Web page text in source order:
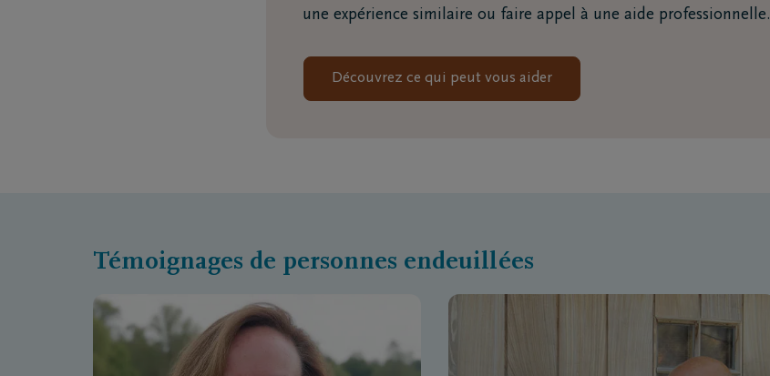
une expérience similaire ou faire appel à une aide professionnelle.
Découvrez ce qui peut vous aider
Témoignages de personnes endeuillées